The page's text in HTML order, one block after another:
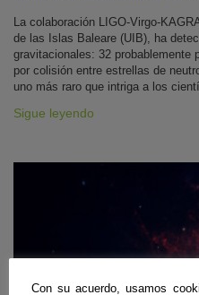
La colaboración LIGO-Virgo-
de las Islas Baleare (UIB), ha
gravitacionales: 32 probablemente
por colisión entre estrellas de
uno más raro que intriga a los
Sigue leyendo
Con su acuerdo, usamos